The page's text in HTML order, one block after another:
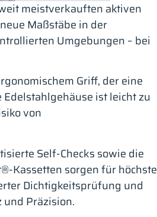
meistverkauften aktiven
Maßstäbe in der
Umgebungen – bei
Griff, der eine
ist leicht zu
von
Self-Checks sowie die
Kassetten sorgen für höchste
Dichtigkeitsprüfung und
Präzision.